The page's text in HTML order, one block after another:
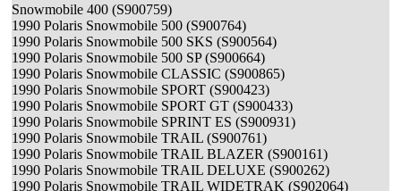
Snowmobile 400 (S900759)
1990 Polaris Snowmobile 500 (S900764)
1990 Polaris Snowmobile 500 SKS (S900564)
1990 Polaris Snowmobile 500 SP (S900664)
1990 Polaris Snowmobile CLASSIC (S900865)
1990 Polaris Snowmobile SPORT (S900423)
1990 Polaris Snowmobile SPORT GT (S900433)
1990 Polaris Snowmobile SPRINT ES (S900931)
1990 Polaris Snowmobile TRAIL (S900761)
1990 Polaris Snowmobile TRAIL BLAZER (S900161)
1990 Polaris Snowmobile TRAIL DELUXE (S900262)
1990 Polaris Snowmobile TRAIL WIDETRAK (S902064)